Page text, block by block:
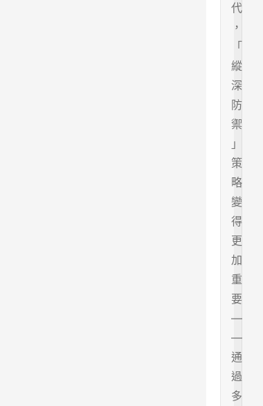
代
，
「
縱
深
防
禦
」
策
略
變
得
更
加
重
要
—
—
通
過
多